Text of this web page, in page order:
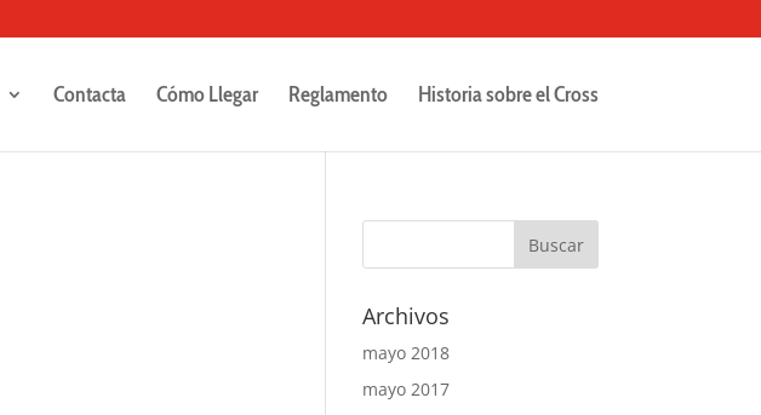
Contacta Cómo Llegar Reglamento Historia sobre el Cross
Archivos
mayo 2018
mayo 2017